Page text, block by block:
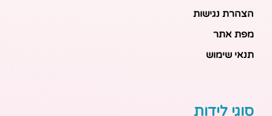
הצהרת נגישות
מפת אתר
תנאי שימוש
סוגי לידות